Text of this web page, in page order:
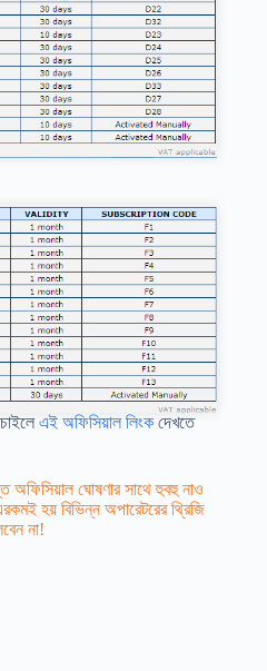
এই অফিসিয়াল লিংক দেখতে
অফিসিয়াল ঘোষণার সাথে হুবহু নাও
হয় বিভিন্ন অপারেটরের থ্রিজি
না!